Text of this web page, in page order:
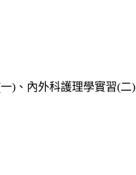
)、內外科護理學實習(二)